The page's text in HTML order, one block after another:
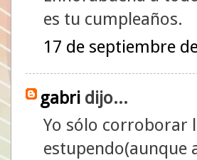
es tu cumpleaños.
17 de septiembre
gabri dijo...
Yo sólo corroborar
estupendo(aunque